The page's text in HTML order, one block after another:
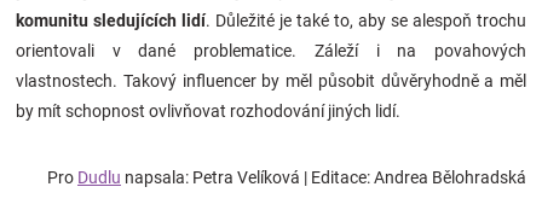
komunitu sledujících lidí. Důležité je také to, aby se alespoň trochu
orientovali v dané problematice. Záleží i na povahových
vlastnostech. Takový influencer by měl působit důvěryhodně a měl
by mít schopnost ovlivňovat rozhodování jiných lidí.
Pro Dudlu napsala: Petra Velíková | Editace: Andrea Bělohradská